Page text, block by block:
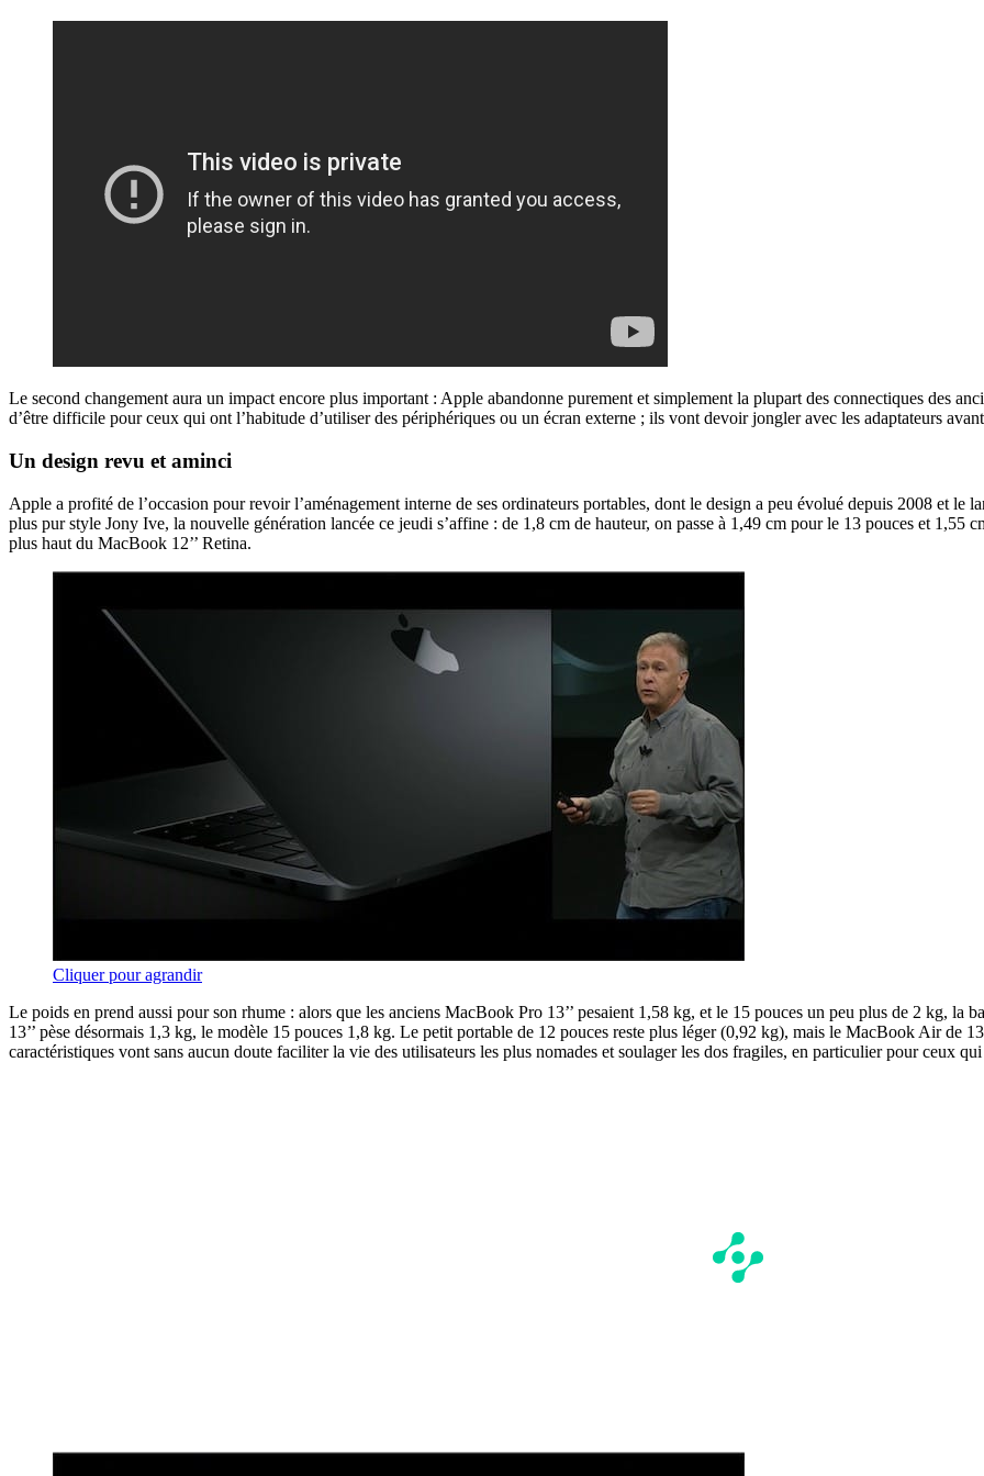
Le second changement aura un impact encore plus important : Apple abandonne purement et simplement la plupart des connectiques des
d’être difficile pour ceux qui ont l’habitude d’utiliser des périphériques ou un écran externe ; ils vont devoir jongler avec les adaptateurs
Un design revu et aminci
Apple a profité de l’occasion pour revoir l’aménagement interne de ses ordinateurs portables, dont le design a peu évolué depuis 2008 et
plus pur style Jony Ive, la nouvelle génération lancée ce jeudi s’affine : de 1,8 cm de hauteur, on passe à 1,49 cm pour le 13 pouces et 1,55
plus haut du MacBook 12’’ Retina.
Cliquer pour agrandir
Le poids en prend aussi pour son rhume : alors que les anciens MacBook Pro 13’’ pesaient 1,58 kg, et le 15 pouces un peu plus de 2 kg, la
13’’ pèse désormais 1,3 kg, le modèle 15 pouces 1,8 kg. Le petit portable de 12 pouces reste plus léger (0,92 kg), mais le MacBook Air de
caractéristiques vont sans aucun doute faciliter la vie des utilisateurs les plus nomades et soulager les dos fragiles, en particulier pour ceux